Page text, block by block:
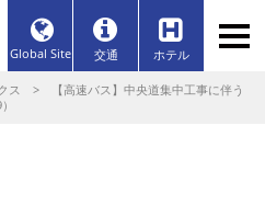
Global Site 交通 ホテル
ス > 【高速バス】中央道集中工事に伴う